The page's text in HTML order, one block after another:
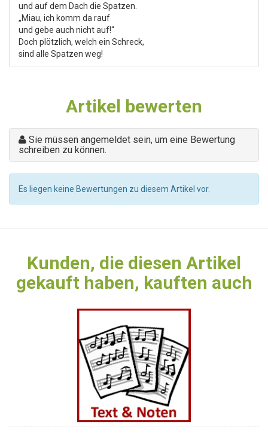
und auf dem Dach die Spatzen.
„Miau, ich komm da rauf
und gebe auch nicht auf!“
Doch plötzlich, welch ein Schreck,
sind alle Spatzen weg!
Artikel bewerten
Sie müssen angemeldet sein, um eine Bewertung
schreiben zu können.
Es liegen keine Bewertungen zu diesem Artikel vor.
Kunden, die diesen Artikel
gekauft haben, kauften auch